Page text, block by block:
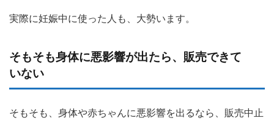
実際に妊娠中に使った人も、大勢います。
そもそも身体に悪影響が出たら、販売できて
いない
そもそも、身体や赤ちゃんに悪影響を出るなら、販売中止